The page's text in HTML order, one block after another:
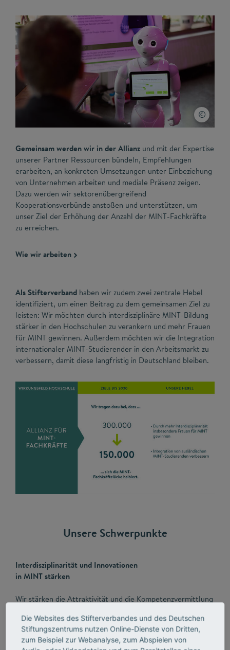
Gemeinsam werden wir in der Allianz und mit der Expertise
unserer Partner Ressourcen bündeln, Empfehlungen
erarbeiten, an konkreten Umsetzungen unter Einbeziehung
von Unternehmen arbeiten und mediale Präsenz zeigen.
Dazu werden wir sektorenübergreifend
Kooperationsverbünde anstoßen und unterstützen, um
unser Ziel der Erhöhung der Anzahl der MINT-Fachkräfte
zu erreichen.
Wie wir arbeiten
Als Stifterverband haben wir zudem zwei zentrale Hebel
identifiziert, um einen Beitrag zu dem gemeinsamen Ziel zu
leisten: Wir möchten durch interdisziplinäre MINT-Bildung
stärker in den Hochschulen zu verankern und mehr Frauen
für MINT gewinnen. Außerdem möchten wir die Integration
internationaler MINT-Studierender in den Arbeitsmarkt zu
verbessern, damit diese langfristig in Deutschland bleiben.
Unsere Schwerpunkte
Interdisziplinarität und Innovationen
in MINT stärken
Wir stärken die Attraktivität und die Kompetenzvermittlung
Rahmenbedingungen zur Verbesserung der
interdisziplinären MINT-Bildung, die insbesondere mehr
Frauen für MINT begeistern sollen.
Die Websites des Stifterverbandes und des Deutschen
Stiftungszentrums nutzen Online-Dienste von Dritten,
zum Beispiel zur Webanalyse, zum Abspielen von